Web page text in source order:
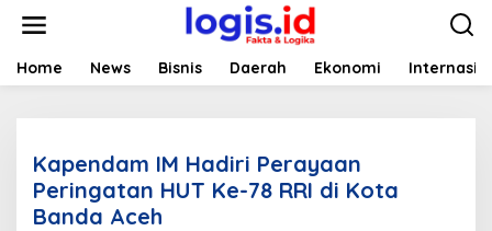
t
Home News Bisnis Daerah Ekonomi
Kapendam IM Hadiri Perayaan
Peringatan HUT Ke-78 RRI di Kota
Banda Aceh